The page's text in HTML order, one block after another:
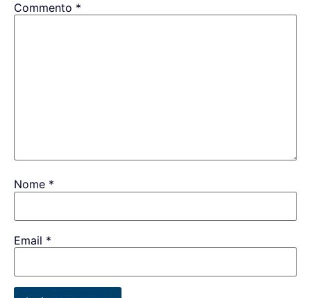
Commento *
Nome *
Email *